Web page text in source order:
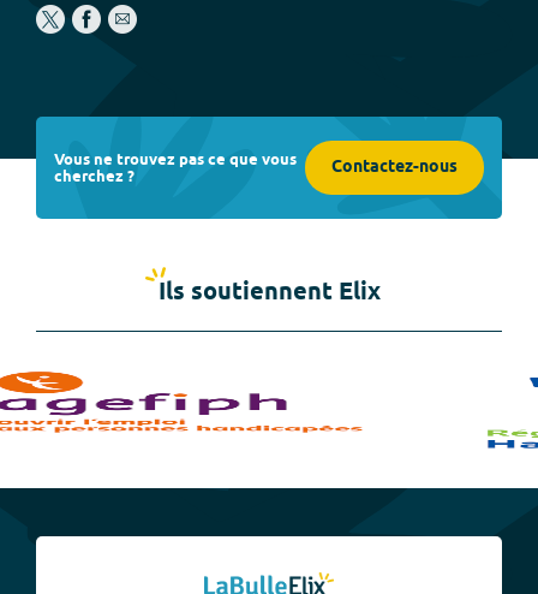
Vous ne trouvez pas ce que vous
cherchez ? Contactez-nous
Ils soutiennent Elix